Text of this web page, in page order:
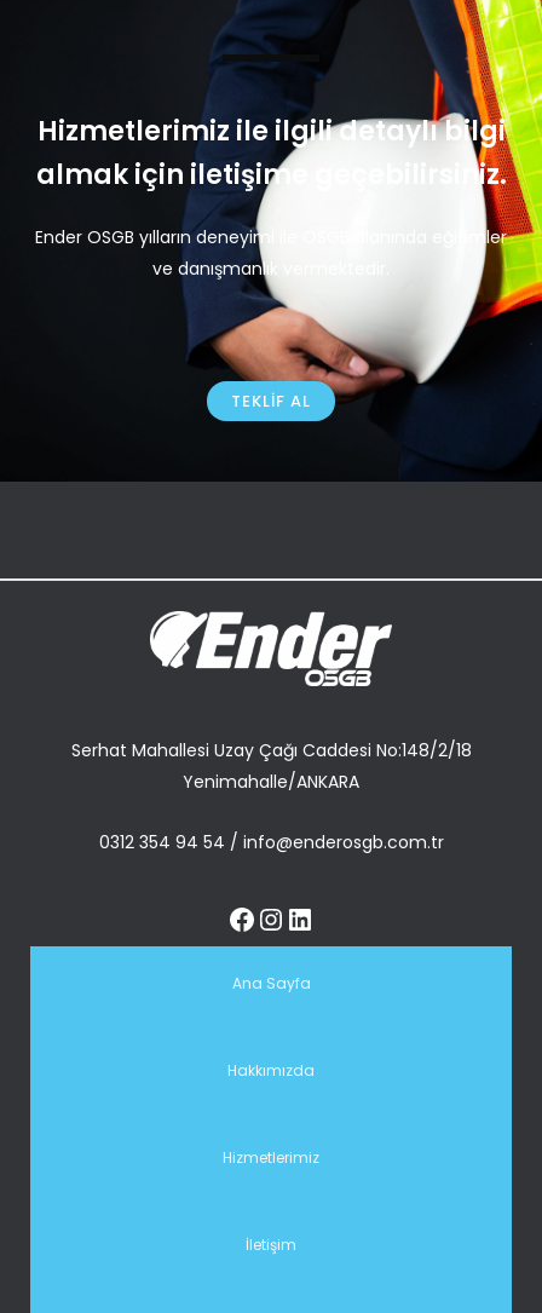
Hizmetlerimiz ile ilgili detaylı bilgi
almak için iletişime geçebilirsiniz.
Ender OSGB yılların deneyimi ile OSGB alanında eğitimler
ve danışmanlık vermektedir.
TEKLIF AL
Serhat Mahallesi Uzay Çağı Caddesi No:148/2/18
Yenimahalle/ANKARA
0312 354 94 54 / info@enderosgb.com.tr
Ana Sayfa
Hakkımızda
Hizmetlerimiz
İletişim